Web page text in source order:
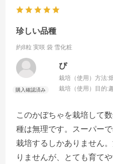
珍しい品種
約8粒 実咲 袋 雪化粧
ぴ
栽培（使用）方法:畑
栽培（使用）目的:
このかぼちゃを栽培して
種は無理です。スーパー
栽培するしかありません
りませんが、とても育て